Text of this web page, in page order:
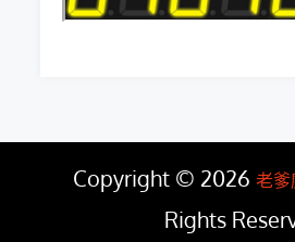
Copyright © 2026 老爹
Rights